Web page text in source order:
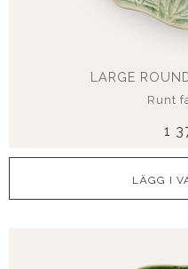
LARGE
Runt
1